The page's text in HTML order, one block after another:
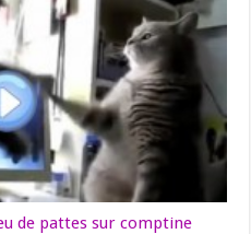
de pattes sur comptine